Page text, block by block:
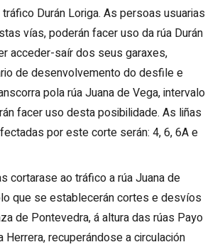
Durán Loriga. As persoas usuarias
vías, poderán facer uso da rúa Durán
acceder-saír dos seus garaxes,
de desenvolvemento do desfile e
pola rúa Juana de Vega, intervalo
facer uso desta posibilidade. As liñas
por este corte serán: 4, 6, 6A e
cortarase ao tráfico a rúa Juana de
que se establecerán cortes e desvíos
de Pontevedra, á altura das rúas Payo
Herrera, recuperándose a circulación